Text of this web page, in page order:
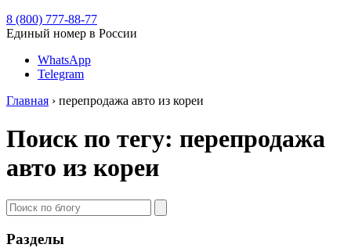
8 (800) 777-88-77
Единый номер в России
WhatsApp
Telegram
Главная › перепродажа авто из кореи
Поиск по тегу: перепродажа
авто из кореи
Разделы